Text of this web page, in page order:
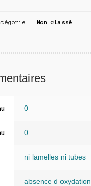
:Non classé
0
0
ni lamelles ni tubes
absence d oxydation